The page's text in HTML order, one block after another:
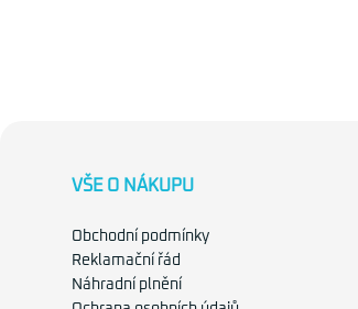
VŠE O NÁKUPU
Obchodní podmínky
Reklamační řád
Náhradní plnění